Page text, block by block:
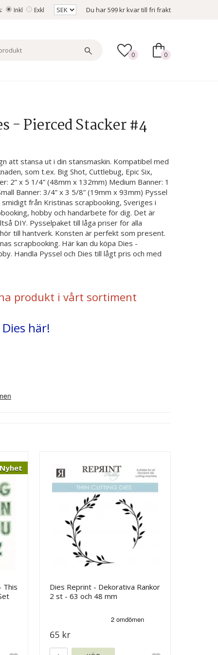
Inkl Exkl Du har599 krkvar till fri frakt
0 0
- Pierced Stacker #4
att stansa ut i din stansmaskin. Kompatibel med
som t.ex. Big Shot, Cuttlebug, Epic Six,
2” x 5 1/4” (48mm x 132mm) Medium Banner: 1
Banner: 3/4” x 3 5/8” (19mm x 93mm) Pyssel
från Kristinas scrapbooking, Sveriges i
hobby och handarbete för dig. Det är
DIY. Pysselpaket till låga priser för alla
till hantverk. Konsten är perfekt som present.
scrapbooking. Här kan du köpa Dies -
Handla Pyssel och Dies till lågt pris och med
produkt i vårt sortiment
här!
This
Dies Reprint - Dekorativa Rankor
2 st - 63 och 48 mm
65 kr